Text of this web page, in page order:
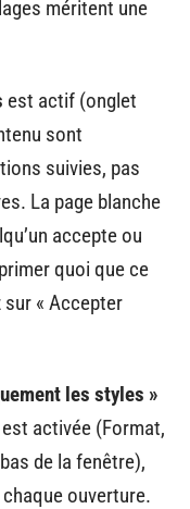
méritent une
est actif (onglet
sont
suivies, pas
La page blanche
accepte ou
quoi que ce
« Accepter
les styles »
activée (Format,
de la fenêtre),
ouverture.